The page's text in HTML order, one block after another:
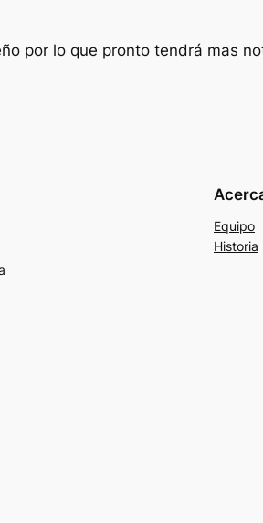
por lo que pronto tendrá mas
Equipo
Historia